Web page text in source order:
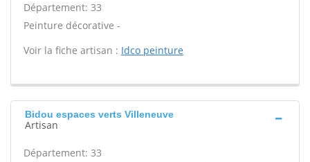
Département: 33
Peinture décorative -
Voir la fiche artisan : Idco peinture
Bidou espaces verts Villeneuve
Artisan
Département: 33